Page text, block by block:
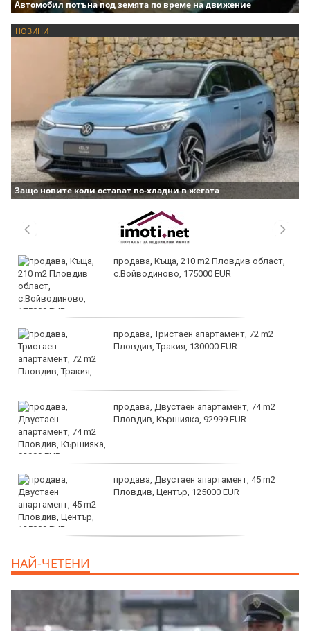
Автомобил потъна под земята по време на движение
НОВИНИ
Защо новите коли остават по-хладни в жегата
продава, Къща, 210 m2 Пловдив област,
с.Войводиново, 175000 EUR
продава, Тристаен апартамент, 72 m2
Пловдив, Тракия, 130000 EUR
продава, Двустаен апартамент, 74 m2
Пловдив, Кършияка, 92999 EUR
продава, Двустаен апартамент, 45 m2
Пловдив, Център, 125000 EUR
НАЙ-ЧЕТЕНИ